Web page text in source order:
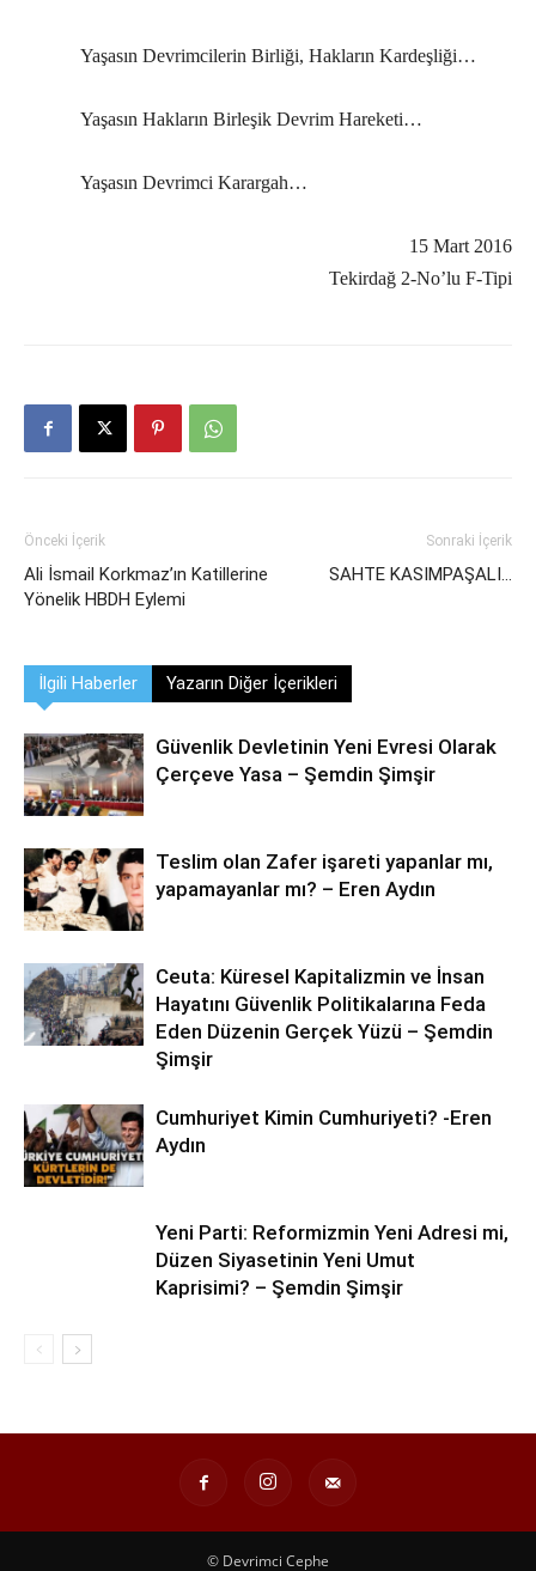
Yaşasın Devrimcilerin Birliği, Hakların Kardeşliği…
Yaşasın Hakların Birleşik Devrim Hareketi…
Yaşasın Devrimci Karargah…
15 Mart 2016
Tekirdağ 2-No’lu F-Tipi
Önceki İçerik
Ali İsmail Korkmaz’ın Katillerine
Yönelik HBDH Eylemi
Sonraki İçerik
SAHTE KASIMPAŞALI…
İlgili Haberler Yazarın Diğer İçerikleri
Güvenlik Devletinin Yeni Evresi Olarak
Çerçeve Yasa – Şemdin Şimşir
Teslim olan Zafer işareti yapanlar mı,
yapamayanlar mı? – Eren Aydın
Ceuta: Küresel Kapitalizmin ve İnsan
Hayatını Güvenlik Politikalarına Feda
Eden Düzenin Gerçek Yüzü – Şemdin
Şimşir
Cumhuriyet Kimin Cumhuriyeti? -Eren
Aydın
Yeni Parti: Reformizmin Yeni Adresi mi,
Düzen Siyasetinin Yeni Umut
Kaprisimi? – Şemdin Şimşir
© Devrimci Cephe